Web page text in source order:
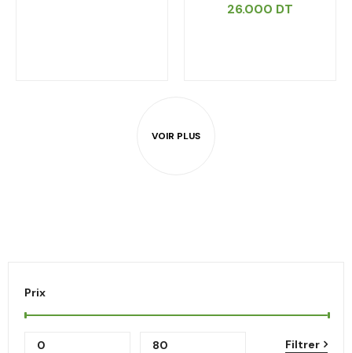
Prix
Filtrer
26.000 DT